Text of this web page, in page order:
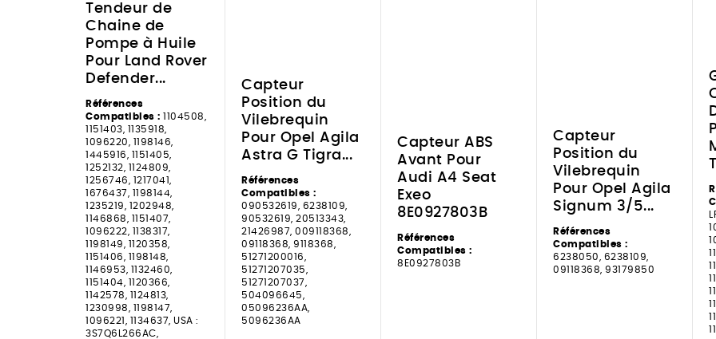
Tendeur de
Chaine de
Pompe à Huile
Pour Land Rover
Defender...
Références
Compatibles : 1104508,
1151403, 1135918,
1096220, 1198146,
1445916, 1151405,
1252132, 1124809,
1256746, 1217041,
1676437, 1198144,
1235219, 1202948,
1146868, 1151407,
1096222, 1138317,
1198149, 1120358,
1151406, 1198148,
1146953, 1132460,
1151404, 1120366,
1142578, 1124813,
1230998, 1198147,
1096221, 1134637, USA :
3S7Q6L266AC,
Capteur
Position du
Vilebrequin
Pour Opel Agila
Astra G Tigra...
Références
Compatibles :
090532619, 6238109,
90532619, 20513343,
21426987, 009118368,
09118368, 9118368,
51271200016,
51271207035,
51271207037,
504096645,
05096236AA,
5096236AA
Capteur ABS
Avant Pour
Audi A4 Seat
Exeo
8E0927803B
Références
Compatibles :
8E0927803B
Capteur
Position du
Vilebrequin
Pour Opel Agila
Signum 3/5...
Références
Compatibles :
6238050, 6238109,
09118368, 93179850